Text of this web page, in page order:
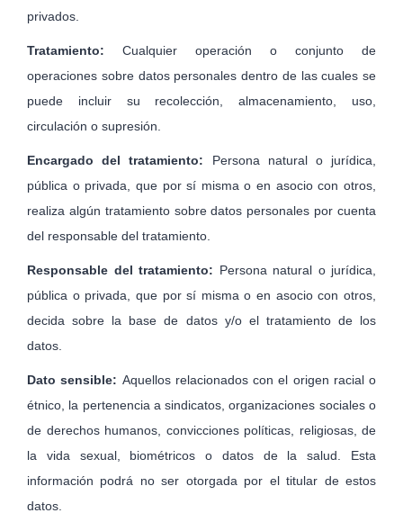
privados.
Tratamiento: Cualquier operación o conjunto de
operaciones sobre datos personales dentro de las cuales se
puede incluir su recolección, almacenamiento, uso,
circulación o supresión.
Encargado del tratamiento: Persona natural o jurídica,
pública o privada, que por sí misma o en asocio con otros,
realiza algún tratamiento sobre datos personales por cuenta
del responsable del tratamiento.
Responsable del tratamiento: Persona natural o jurídica,
pública o privada, que por sí misma o en asocio con otros,
decida sobre la base de datos y/o el tratamiento de los
datos.
Dato sensible: Aquellos relacionados con el origen racial o
étnico, la pertenencia a sindicatos, organizaciones sociales o
de derechos humanos, convicciones políticas, religiosas, de
la vida sexual, biométricos o datos de la salud. Esta
información podrá no ser otorgada por el titular de estos
datos.